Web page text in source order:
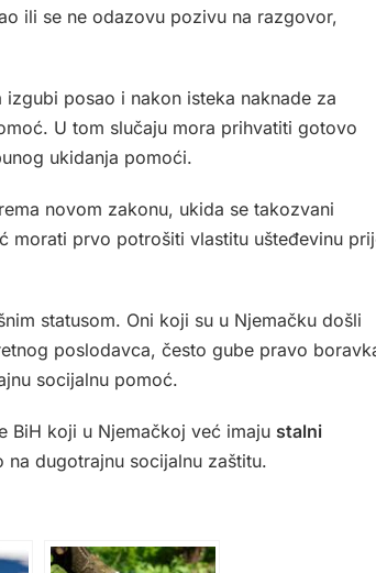
ili se ne odazovu pozivu na razgovor,
posao i nakon isteka naknade za
U tom slučaju mora prihvatiti gotovo
ukidanja pomoći.
novom zakonu, ukida se takozvani
morati prvo potrošiti vlastitu ušteđevinu
statusom. Oni koji su u Njemačku došli
poslodavca, često gube pravo
socijalnu pomoć.
BiH koji u Njemačkoj već imaju stalni
dugotrajnu socijalnu zaštitu.